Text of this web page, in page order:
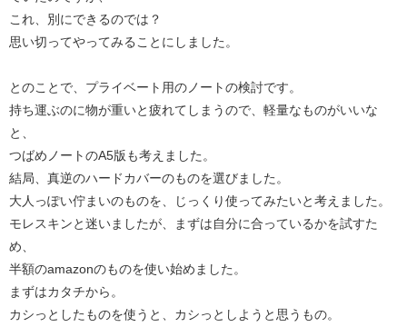
これ、別にできるのでは？
思い切ってやってみることにしました。
とのことで、プライベート用のノートの検討です。
持ち運ぶのに物が重いと疲れてしまうので、軽量なものがいいな
と、
つばめノートのA5版も考えました。
結局、真逆のハードカバーのものを選びました。
大人っぽい佇まいのものを、じっくり使ってみたいと考えました。
モレスキンと迷いましたが、まずは自分に合っているかを試すた
め、
半額のamazonのものを使い始めました。
まずはカタチから。
カシっとしたものを使うと、カシっとしようと思うもの。